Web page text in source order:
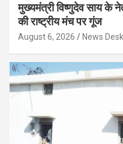
मुख्यमंत्री विष्णुदेव साय के
की राष्ट्रीय मंच पर गूंज
August 6, 2026 News Desk